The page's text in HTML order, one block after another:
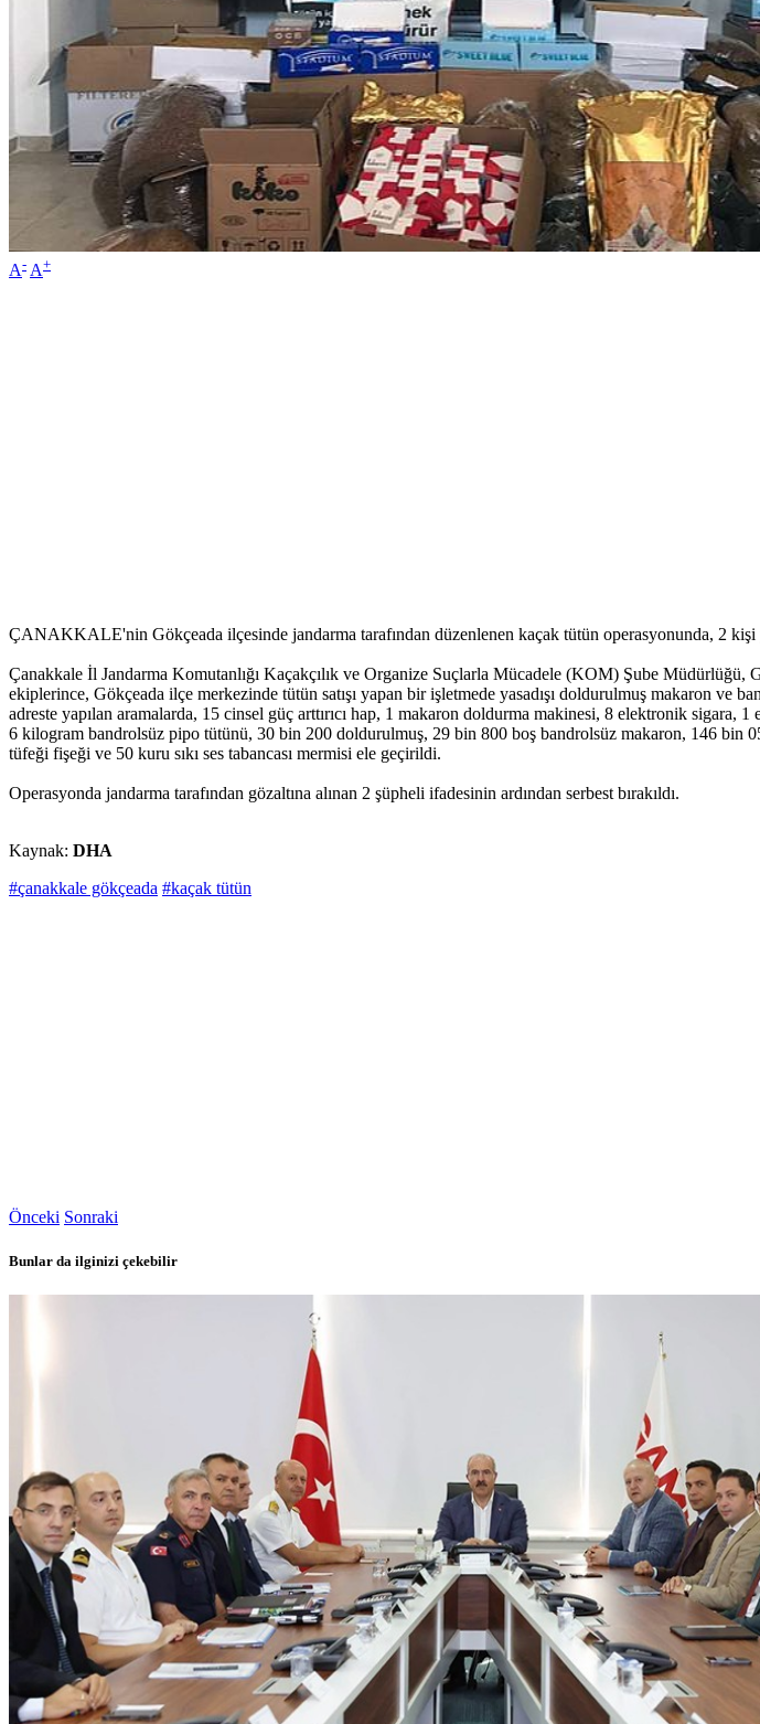
A- A+
ÇANAKKALE'nin Gökçeada ilçesinde jandarma tarafından düzenlenen kaçak tütün operasyonunda, 2 kişi
Çanakkale İl Jandarma Komutanlığı Kaçakçılık ve Organize Suçlarla Mücadele (KOM) Şube
ekiplerince, Gökçeada ilçe merkezinde tütün satışı yapan bir işletmede yasadışı doldurulmuş makaron ve
adreste yapılan aramalarda, 15 cinsel güç arttırıcı hap, 1 makaron doldurma makinesi, 8 elektronik
6 kilogram bandrolsüz pipo tütünü, 30 bin 200 doldurulmuş, 29 bin 800 boş bandrolsüz makaron, 146 bin
tüfeği fişeği ve 50 kuru sıkı ses tabancası mermisi ele geçirildi.
Operasyonda jandarma tarafından gözaltına alınan 2 şüpheli ifadesinin ardından serbest bırakıldı.
Kaynak: DHA
#çanakkale gökçeada #kaçak tütün
Önceki Sonraki
Bunlar da ilginizi çekebilir